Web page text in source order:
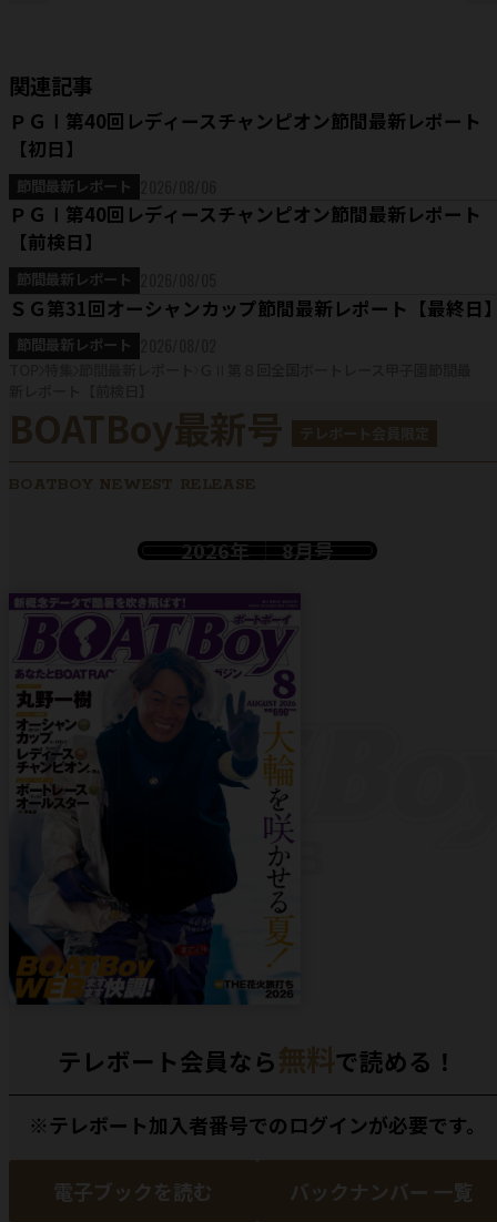
関連記事
ＰＧⅠ第40回レディースチャンピオン節間最新レポート
【初日】
節間最新レポート
ＰＧⅠ第40回レディースチャンピオン節間最新レポート
【前検日】
節間最新レポート
ＳＧ第31回オーシャンカップ節間最新レポート【最終日
節間最新レポート
BOATBoy最新号
BOATBOY NEWEST RELEASE
2026年 8月号
テレボート会員なら無料で読める！
※テレボート加入者番号でのログインが必要です。
電子ブックを読む バックナンバー 一覧